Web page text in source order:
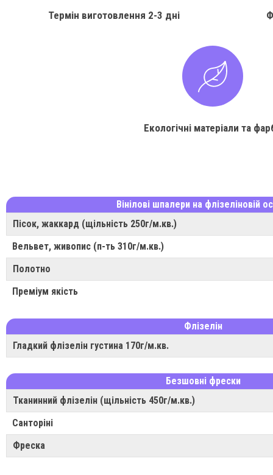
Термін виготовлення 2-3 дні
Екологічні матеріали та
Вінілові шпалери на флізеліновій
Пісок, жаккард (щільність 250г/м.кв.)
Вельвет, живопис (п-ть 310г/м.кв.)
Полотно
Преміум якість
Флізелін
Гладкий флізелін густина 170г/м.кв.
Безшовні фрески
Тканинний флізелін (щільність 450г/м.кв.)
Санторіні
Фреска